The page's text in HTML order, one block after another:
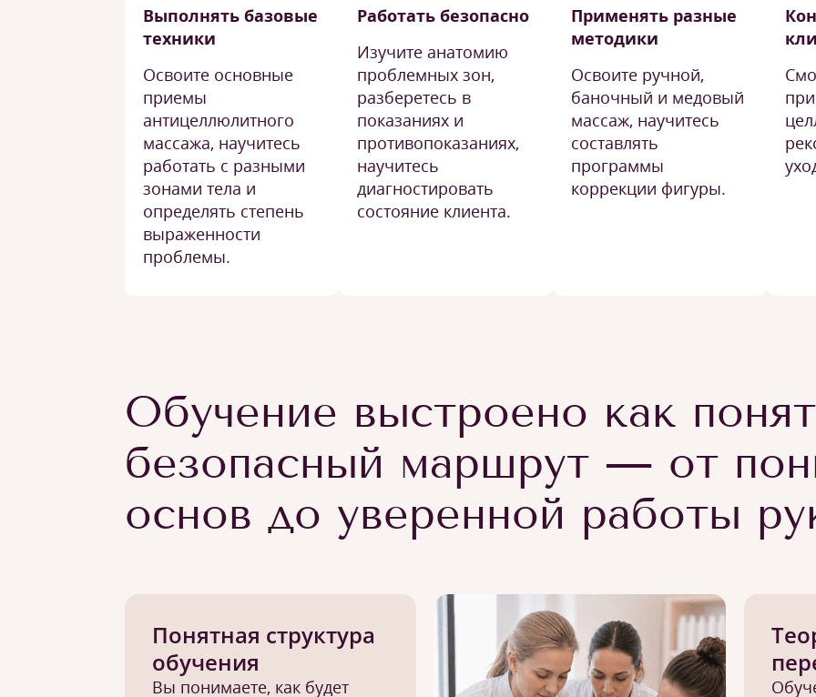
Выполнять базовые
техники
Освоите основные
приемы
антицеллюлитного
массажа, научитесь
работать с разными
зонами тела и
определять степень
выраженности
проблемы.
Работать безопасно
Изучите анатомию
проблемных зон,
разберетесь в
показаниях и
противопоказаниях,
научитесь
диагностировать
состояние клиента.
Применять разные
методики
Освоите ручной,
баночный и медовый
массаж, научитесь
составлять
программы
коррекции фигуры.
Обучение выстроено как
безопасный маршрут — от
основ до уверенной работы
Понятная структура
обучения
Вы понимаете, как будет